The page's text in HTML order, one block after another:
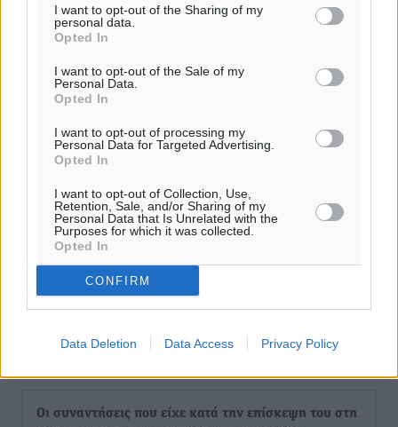
I want to opt-out of the Sharing of my
personal data.
Opted In
I want to opt-out of the Sale of my
Personal Data.
Opted In
I want to opt-out of processing my
Personal Data for Targeted Advertising.
Opted In
I want to opt-out of Collection, Use,
Retention, Sale, and/or Sharing of my
Personal Data that Is Unrelated with the
Purposes for which it was collected.
Opted In
CONFIRM
Data Deletion Data Access Privacy Policy
Ροή ειδήσεων
Οι συναντήσεις που είχε κατά την επίσκεψη του στη